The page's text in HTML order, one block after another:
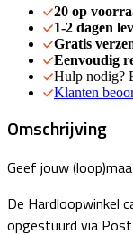
20 op
1-2 dagen
Gratis
Eenvoudig
Hulp nodig?
Klanten
Omschrijving
Geef jouw
De Hardloopwinkel
opgestuurd via